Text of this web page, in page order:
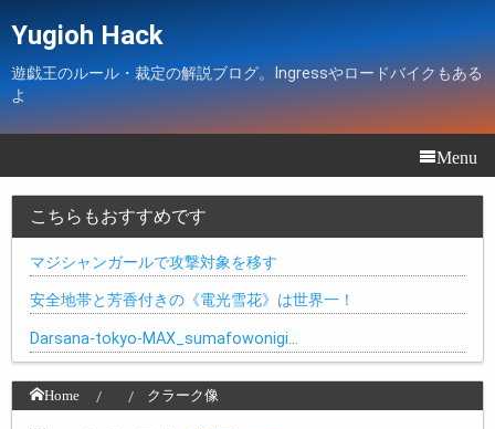
Yugioh Hack
遊戯王のルール・裁定の解説ブログ。Ingressやロードバイクもある
よ
Menu
こちらもおすすめです
マジシャンガールで攻撃対象を移す
安全地帯と芳香付きの《電光雪花》は世界一！
Darsana-tokyo-MAX_sumafowonigi…
Home クラーク像